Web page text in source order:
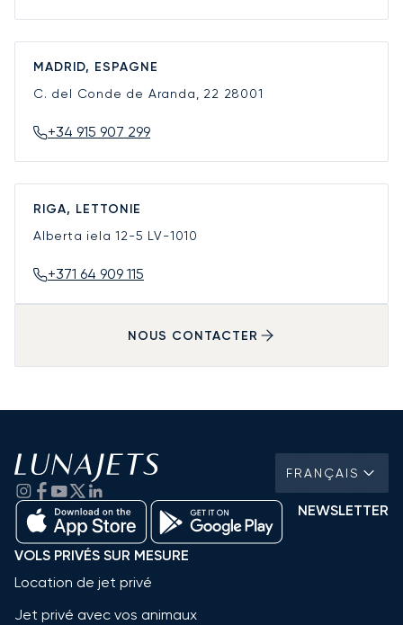
MADRID, ESPAGNE
C. del Conde de Aranda, 22 28001
+34 915 907 299
RIGA, LETTONIE
Alberta iela 12-5 LV-1010
+371 64 909 115
NOUS CONTACTER
FRANÇAIS
NEWSLETTER
VOLS PRIVÉS SUR MESURE
Location de jet privé
Jet privé avec vos animaux